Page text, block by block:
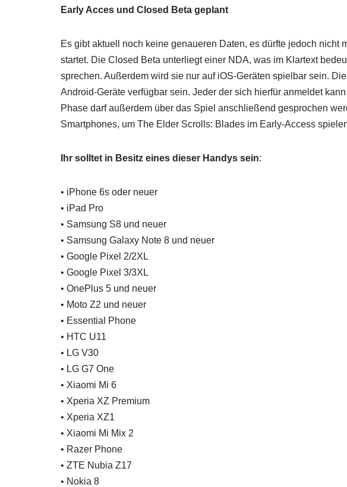
Early Acces und Closed Beta geplant
Es gibt aktuell noch keine genaueren Daten, es dürfte jedoch nicht
startet. Die Closed Beta unterliegt einer NDA, was im Klartext
sprechen. Außerdem wird sie nur auf iOS-Geräten spielbar sein.
Android-Geräte verfügbar sein. Jeder der sich hierfür anmeldet
Phase darf außerdem über das Spiel anschließend gesprochen
Smartphones, um The Elder Scrolls: Blades im Early-Access
Ihr solltet in Besitz eines dieser Handys sein:
• iPhone 6s oder neuer
• iPad Pro
• Samsung S8 und neuer
• Samsung Galaxy Note 8 und neuer
• Google Pixel 2/2XL
• Google Pixel 3/3XL
• OnePlus 5 und neuer
• Moto Z2 und neuer
• Essential Phone
• HTC U11
• LG V30
• LG G7 One
• Xiaomi Mi 6
• Xperia XZ Premium
• Xperia XZ1
• Xiaomi Mi Mix 2
• Razer Phone
• ZTE Nubia Z17
• Nokia 8